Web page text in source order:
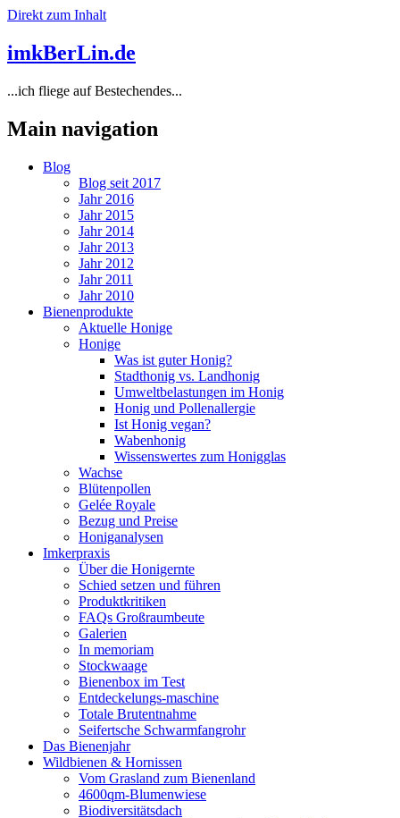
Direkt zum Inhalt
imkBerLin.de
...ich fliege auf Bestechendes...
Main navigation
Blog
Blog seit 2017
Jahr 2016
Jahr 2015
Jahr 2014
Jahr 2013
Jahr 2012
Jahr 2011
Jahr 2010
Bienenprodukte
Aktuelle Honige
Honige
Was ist guter Honig?
Stadthonig vs. Landhonig
Umweltbelastungen im Honig
Honig und Pollenallergie
Ist Honig vegan?
Wabenhonig
Wissenswertes zum Honigglas
Wachse
Blütenpollen
Gelée Royale
Bezug und Preise
Honiganalysen
Imkerpraxis
Über die Honigernte
Schied setzen und führen
Produktkritiken
FAQs Großraumbeute
Galerien
In memoriam
Stockwaage
Bienenbox im Test
Entdeckelungs-maschine
Totale Brutentnahme
Seifertsche Schwarmfangrohr
Das Bienenjahr
Wildbienen & Hornissen
Vom Grasland zum Bienenland
4600qm-Blumenwiese
Biodiversitätsdach